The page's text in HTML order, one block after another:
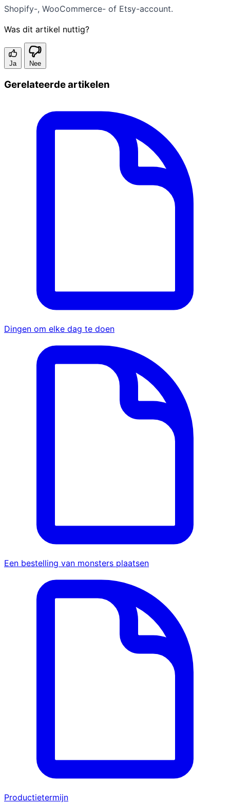
Shopify-, WooCommerce- of Etsy-account.
Was dit artikel nuttig?
Ja Nee
Gerelateerde artikelen
Dingen om elke dag te doen
Een bestelling van monsters plaatsen
Productietermijn